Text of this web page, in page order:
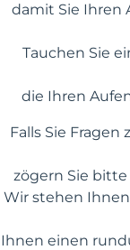
damit Sie Ihren
Tauchen Sie
die Ihren
Falls Sie
zögern Sie
Wir stehen
Ihnen einen